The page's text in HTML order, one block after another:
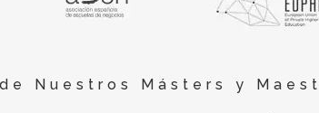
Nuestros Másters y